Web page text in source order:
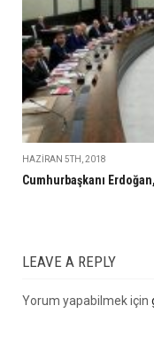
HAZIRAN 5TH, 2018
Cumhurbaşkanı
LEAVE A REPLY
Yorum yapabilmek için